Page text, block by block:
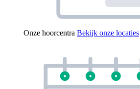
Onze hoorcentra Bekijk onze locaties